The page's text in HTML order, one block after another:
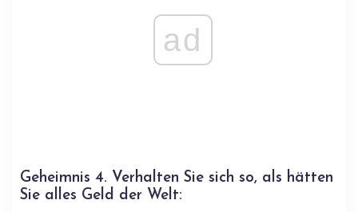
ad
Geheimnis 4. Verhalten Sie sich so, als hätten
Sie alles Geld der Welt: